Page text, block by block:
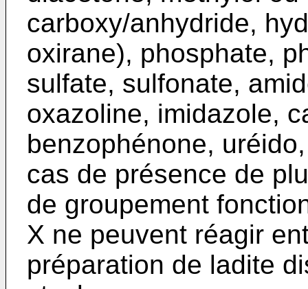
carboxy/anhydride,
oxirane), phosphate,
sulfate, sulfonate,
oxazoline, imidazole,
benzophénone,
cas de présence de
de groupement
X ne peuvent réagir
préparation de ladite